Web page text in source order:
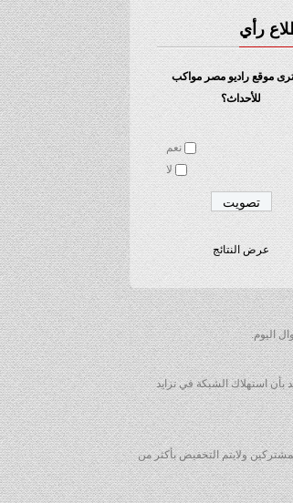
رأي
موقع راديو مصر مواكب
للأحداث؟
نعم
لا
عرض النتائج
اليوم.
بأن استهلاك الشبكة في تزايد
ولايتم التخفيض بأكثر من